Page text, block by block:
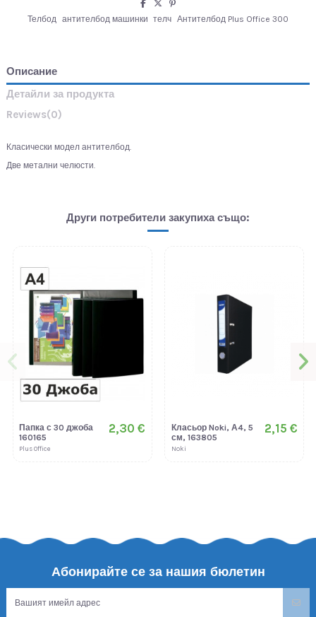
Телбод антителбод машинки телч Антителбод Plus Office 300
Описание
Детайли за продукта
Reviews(0)
Класически модел антителбод.
Две метални челюсти.
Други потребители закупиха също:
Папка с 30 джоба
160165
Plus Office
2,30 €
Класьор Noki, А4, 5
см, 163805
Noki
2,15 €
Абонирайте се за нашия бюлетин